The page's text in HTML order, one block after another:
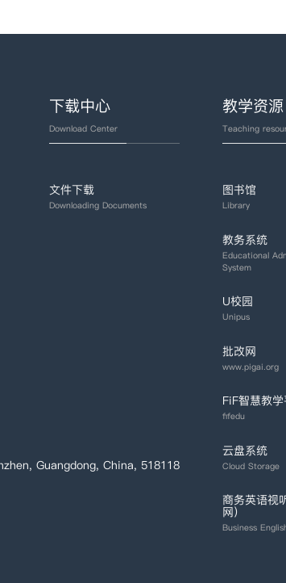
Guangdong, China, 518118
下载中心
Download Center
文件下载
Downloading Documents
教学资源
Teaching
图书馆
Library
教务系统
Educational
System
U校园
Unipus
批改网
www.pigai.org
FiF智慧教
fifedu
云盘系统
Cloud Storage
商务英语视
网）
Business